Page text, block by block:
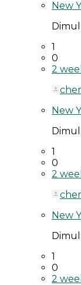
New
1
0
2
New
1
0
2
New
1
0
2